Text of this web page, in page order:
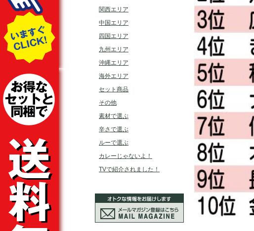
関西エリア
中国エリア
四国エリア
九州エリア
沖縄エリア
海外エリア
セット商品
その他
素材で選ぶ
辛さで選ぶ
ルーで選ぶ
カレーじゃないよ！
TVで紹介されました！